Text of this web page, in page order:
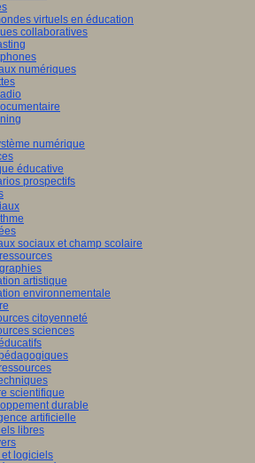
virtuels en éducation
collaboratives
numériques
numérique
éducative
prospectifs
sociaux et champ scolaire
artistique
environnementale
citoyenneté
sciences
scientifique
durable
artificielle
libres
et logiciels